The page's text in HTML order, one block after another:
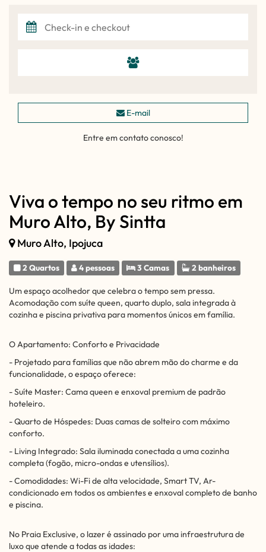
Viva o tempo no seu ritmo em
Muro Alto, By Sintta
Muro Alto, Ipojuca
2 Quartos 4 pessoas 3 Camas 2 banheiros
Um espaço acolhedor que celebra o tempo sem pressa.
Acomodação com suíte queen, quarto duplo, sala integrada à
cozinha e piscina privativa para momentos únicos em família.
O Apartamento: Conforto e Privacidade
- Projetado para famílias que não abrem mão do charme e da
funcionalidade, o espaço oferece:
- Suíte Master: Cama queen e enxoval premium de padrão
hoteleiro.
- Quarto de Hóspedes: Duas camas de solteiro com máximo
conforto.
- Living Integrado: Sala iluminada conectada a uma cozinha
completa (fogão, micro-ondas e utensílios).
- Comodidades: Wi-Fi de alta velocidade, Smart TV, Ar-
condicionado em todos os ambientes e enxoval completo de banho
e piscina.
No Praia Exclusive, o lazer é assinado por uma infraestrutura de
luxo que atende a todas as idades:
E-mail
Entre em contato conosco!